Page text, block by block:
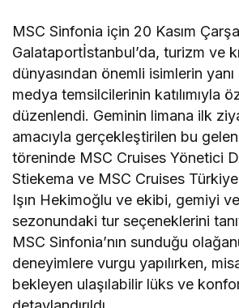
MSCSinfonia için 20 Kasım
Galataportİstanbul’da, turizm ve
dünyasından önemli isimlerin
medya temsilcilerinin katılımıyla
düzenlendi. Geminin limana ilk
amacıyla gerçekleştirilen bu
töreninde MSC Cruises Yönetici
Stiekema ve MSC Cruises Türkiye
Işın Hekimoğlu ve ekibi, gemiyive
sezonundakitur seçeneklerini
MSCSinfonia’nın sunduğu
deneyimlere vurguyapılırken,
bekleyen ulaşılabilir lüks ve